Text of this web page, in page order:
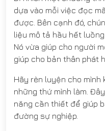
dựa vào mỗi việc đọc
được. Bên cạnh đó,
liệu mô tả hầu hết
Nó vừa giúp cho người
giúp cho bản thân phát
Hãy rèn luyện cho
những thứ mình làm.
năng cần thiết để giúp
đường sự nghiệp.